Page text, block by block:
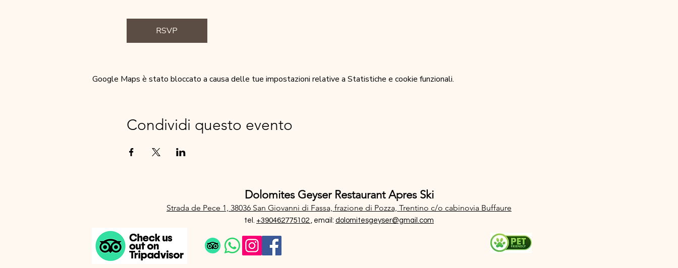
RSVP
Google Maps è stato bloccato a causa delle tue impostazioni relative a Statistiche e cookie funzionali.
Condividi questo evento
Dolomites Geyser Restaurant Apres Ski
Strada de Pece 1, 38036 San Giovanni di Fassa, frazione di Pozza, Trentino c/o cabinovia Buffaure
tel. +390462775102 , email: dolomitesgeyser@gmail.com